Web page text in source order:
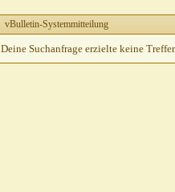
vBulletin-Systemmitteilung
Deine Suchanfrage erzielte keine